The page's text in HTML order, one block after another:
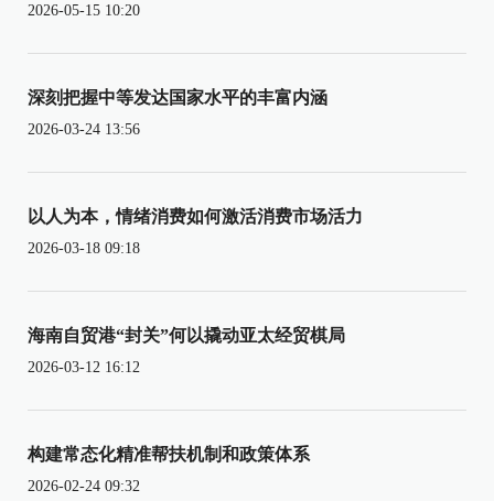
2026-05-15 10:20
深刻把握中等发达国家水平的丰富内涵
2026-03-24 13:56
以人为本，情绪消费如何激活消费市场活力
2026-03-18 09:18
海南自贸港“封关”何以撬动亚太经贸棋局
2026-03-12 16:12
构建常态化精准帮扶机制和政策体系
2026-02-24 09:32